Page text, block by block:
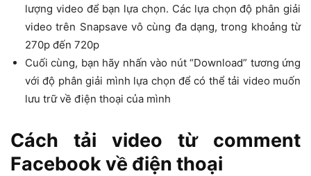
lượng video để bạn lựa chọn. Các lựa chọn độ phân giải
video trên Snapsave vô cùng đa dạng, trong khoảng từ
270p đến 720p
Cuối cùng, bạn hãy nhấn vào nút “Download” tương ứng
với độ phân giải mình lựa chọn để có thể tải video muốn
lưu trữ về điện thoại của mình
Cách tải video từ comment
Facebook về điện thoại